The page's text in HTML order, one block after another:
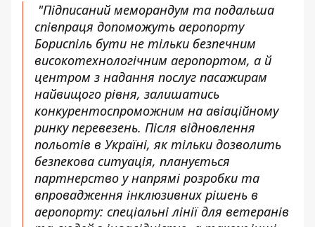
"Підписаний меморандум та подальша
співпраця допоможуть аеропорту
Бориспіль бути не тільки безпечним
високотехнологічним аеропортом, а й
центром з надання послуг пасажирам
найвищого рівня, залишатись
конкурентоспроможним на авіаційному
ринку перевезень. Після відновлення
польотів в Україні, як тільки дозволить
безпекова ситуація, планується
партнерство у напрямі розробки та
впровадження інклюзивних рішень в
аеропорту: спеціальні лінії для ветеранів